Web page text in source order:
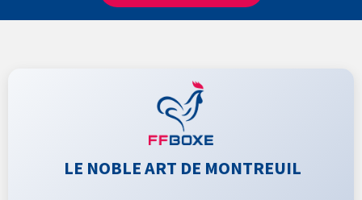
LE NOBLE ART DE MONTREUIL